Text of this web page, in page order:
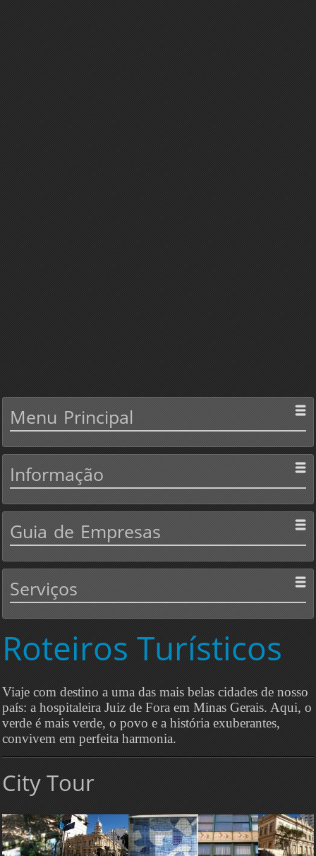
Menu Principal
Informação
Guia de Empresas
Serviços
Roteiros Turísticos
Viaje com destino a uma das mais belas cidades de nosso
país: a hospitaleira Juiz de Fora em Minas Gerais. Aqui, o
verde é mais verde, o povo e a história exuberantes,
convivem em perfeita harmonia.
City Tour